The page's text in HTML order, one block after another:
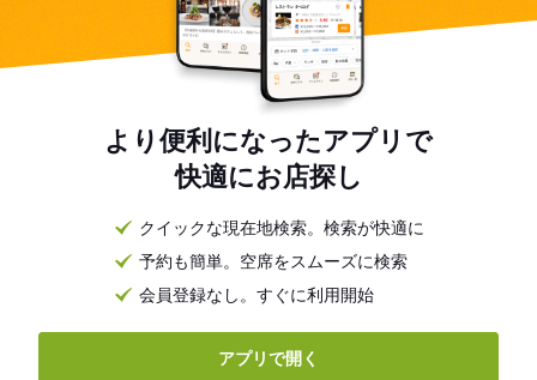
より便利になったアプリで
快適にお店探し
クイックな現在地検索。検索が快適に
予約も簡単。空席をスムーズに検索
会員登録なし。すぐに利用開始
アプリで開く